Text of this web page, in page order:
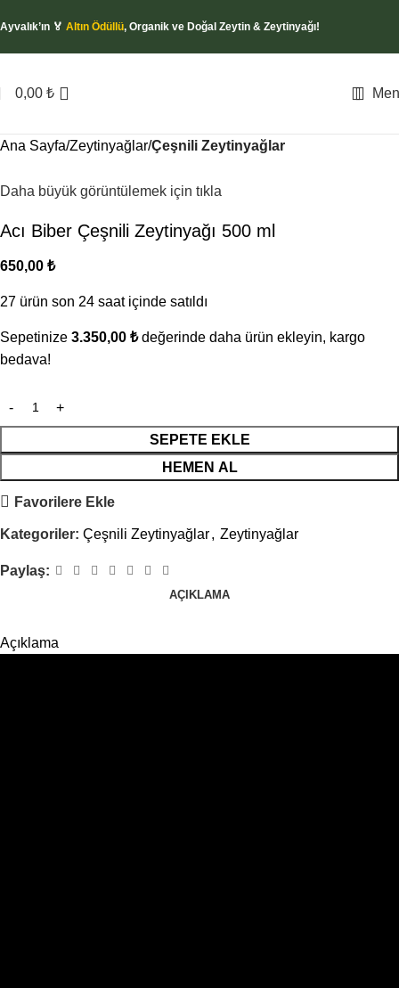
Ayvalık’ın 🏅 Altın Ödüllü, Organik ve Doğal Zeytin & Zeytinyağı!
0,00 ₺
Ana Sayfa Zeytinyağlar Çeşnili Zeytinyağlar
Daha büyük görüntülemek için tıkla
Acı Biber Çeşnili Zeytinyağı 500 ml
650,00 ₺
27 ürün son 24 saat içinde satıldı
Sepetinize 3.350,00 ₺değerinde daha ürün ekleyin, kargo
bedava!
SEPETE EKLE
HEMEN AL
Favorilere Ekle
Kategoriler: Çeşnili Zeytinyağlar, Zeytinyağlar
Paylaş:
AÇIKLAMA
Açıklama